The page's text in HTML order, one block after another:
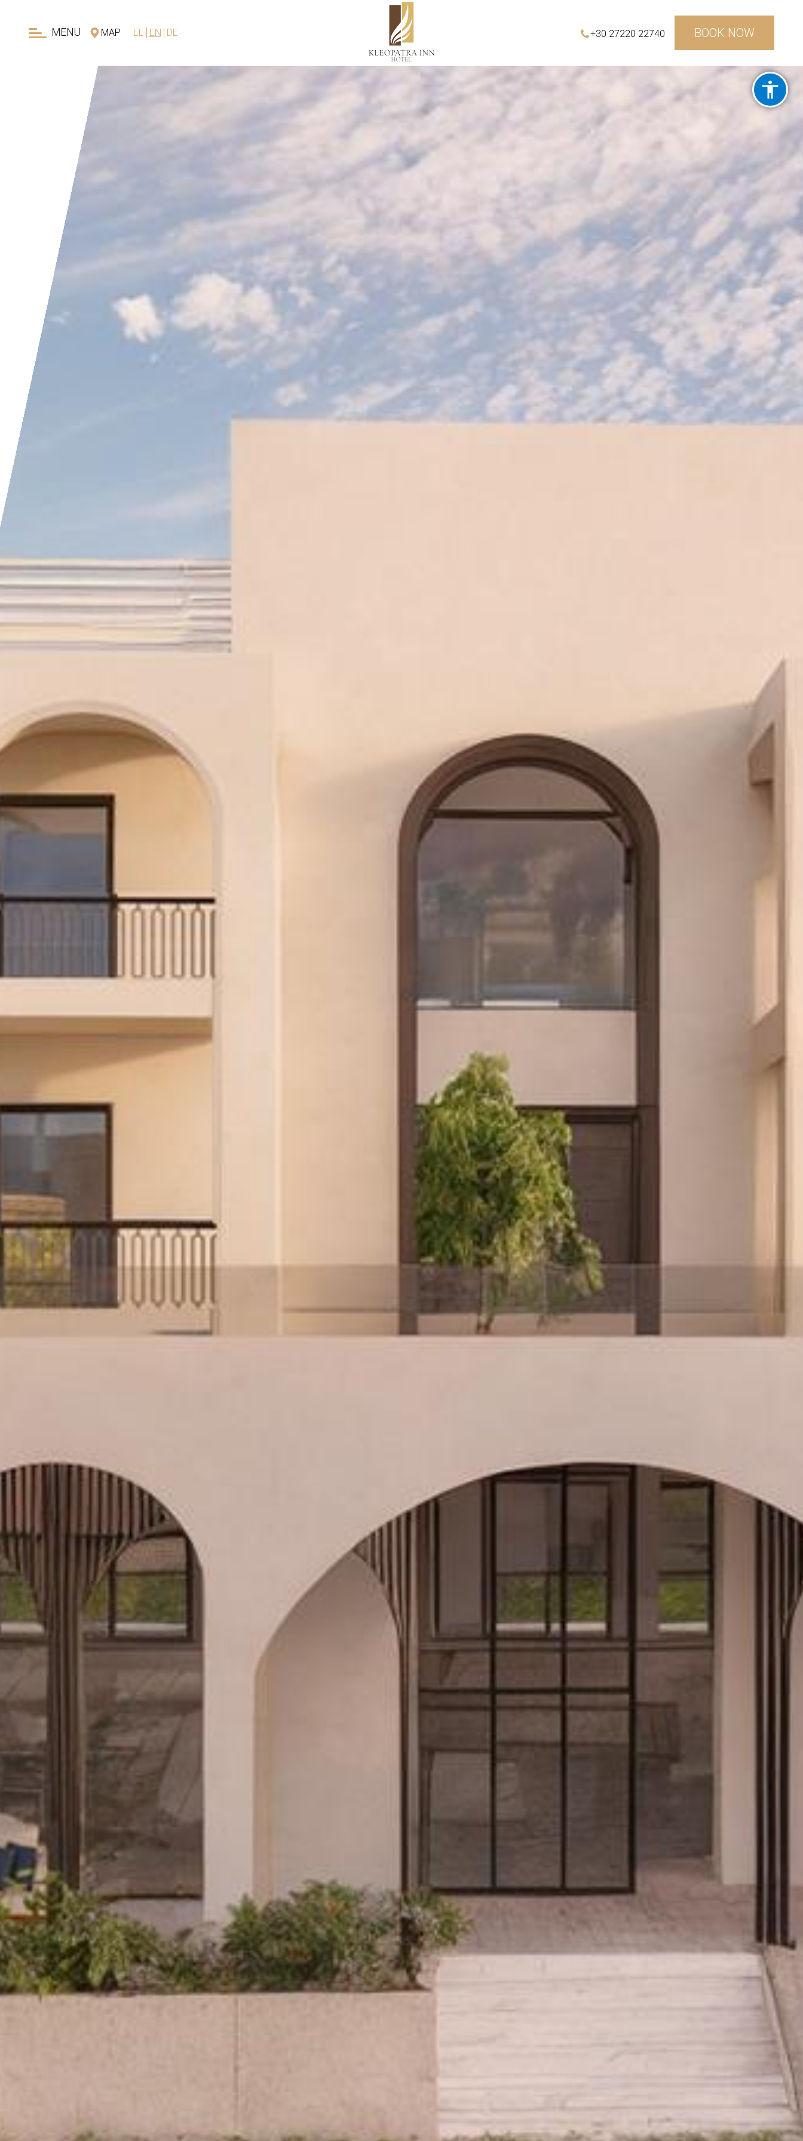
MENU MAP EL EN DE BOOK NOW